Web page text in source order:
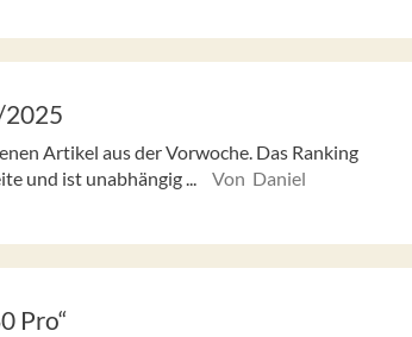
2025
Artikel aus der Vorwoche. Das Ranking
und ist unabhängig ...
Von Daniel
Pro“